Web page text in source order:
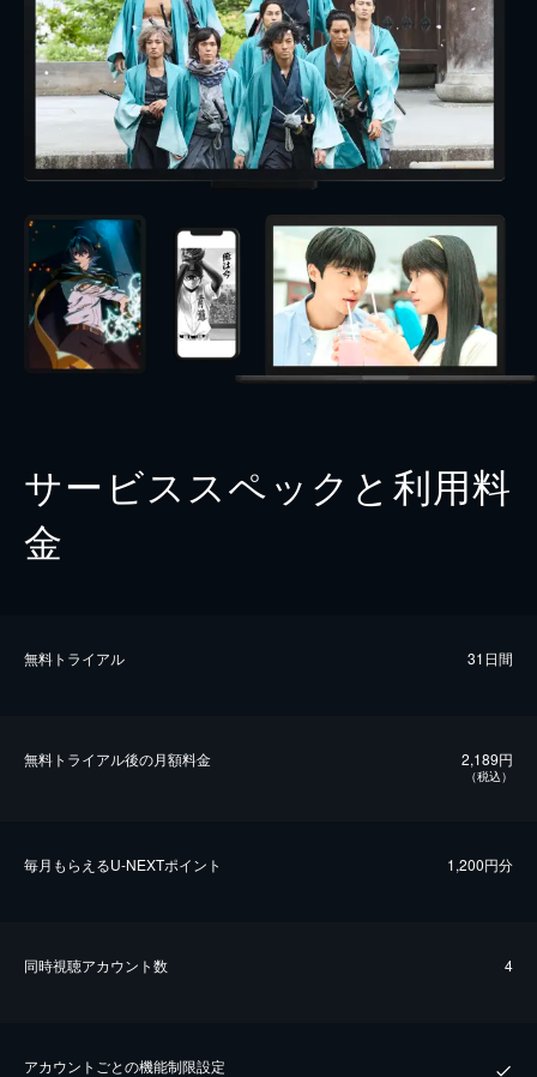
サービススペックと利用料
金
無料トライアル 31日間
無料トライアル後の⽉額料金 2,189円
（税込）
毎⽉もらえるU-NEXTポイント 1,200円分
同時視聴アカウント数 4
アカウントごとの機能制限設定